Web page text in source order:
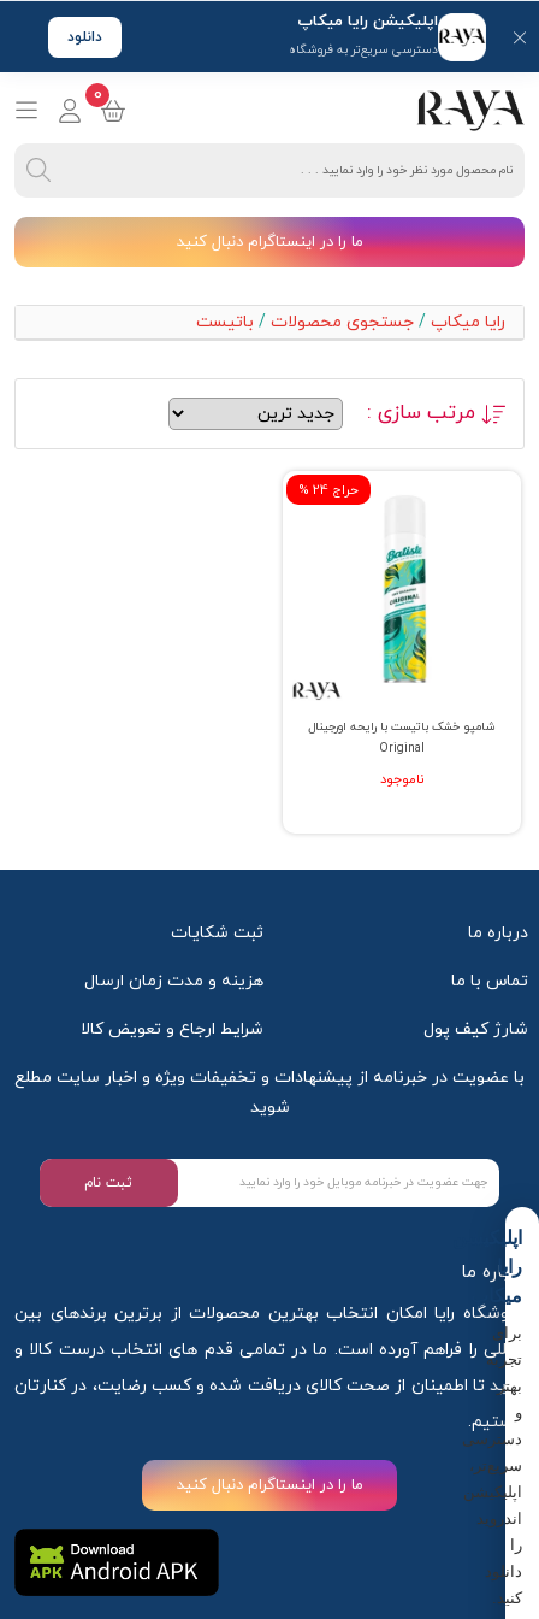
اپلیکیشن رایا میکاپ
دسترسی سریع‌تر به فروشگاه
دانلود
0
ما را در اینستاگرام دنبال کنید
رایا میکاپ / جستجوی محصولات / باتیست
مرتب سازی :
% حراج 24
شامپو خشک باتیست با رایحه اورجینال
Original
ناموجود
درباره ما ثبت شکایات
تماس با ما هزینه و مدت زمان ارسال
شارژ کیف پول شرایط ارجاع و تعویض کالا
با عضویت در خبرنامه از پیشنهادات و تخفیفات ویژه و اخبار سایت مطلع
شوید
ثبت نام
درباره ما
فروشگاه رایا امکان انتخاب بهترین محصولات از برترین برندهای بین
المللی را فراهم آورده است. ما در تمامی قدم های انتخاب درست کالا و
خرید تا اطمینان از صحت کالای دریافت شده و کسب رضایت، در کنارتان
هستیم.
ما را در اینستاگرام دنبال کنید
اپلیکیشن
رایا
میکاپ
برای
تجربه
بهتر
و
دسترسی
سریع‌تر،
اپلیکیشن
اندروید
را
دانلود
کنید.